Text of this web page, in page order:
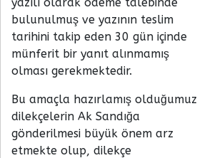
bulunulmuş ve yazının teslim
tarihini takip eden 30 gün içinde
münferit bir yanıt alınmamış
olması gerekmektedir.
Bu amaçla hazırlamış olduğumuz
dilekçelerin Ak Sandığa
gönderilmesi büyük önem arz
etmekte olup, dilekçe